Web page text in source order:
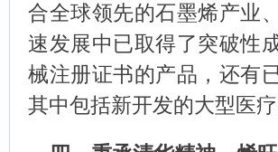
合全球领先的石墨烯产业
速发展中已取得了突破性
械注册证书的产品，还有
其中包括新开发的大型医疗